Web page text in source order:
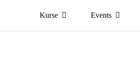
Kurse Events